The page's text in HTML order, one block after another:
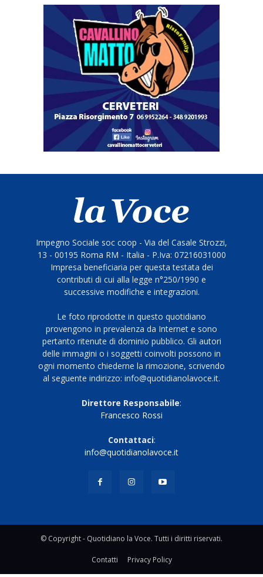
Impegno Sociale soc coop - Via del Casale Strozzi,
13 - 00195 Roma RM - Italia - P.Iva: 07216031000
Impresa beneficiaria per questa testata dei
contributi di cui alla legge n°250/1990 e
successive modifiche e integrazioni.
Le foto riprodotte in questo quotidiano
provengono in prevalenza da Internet e sono
pertanto ritenute di dominio pubblico. Gli autori
delle immagini o i soggetti coinvolti possono in
ogni momento chiederne la rimozione, scrivendo
al seguente indirizzo: info@quotidianolavoce.it.
Direttore Responsabile:
Francesco Rossi
Contattaci:
info@quotidianolavoce.it
© Copyright - Quotidiano la Voce. Tutti i diritti riservati.
Contatti Privacy Policy